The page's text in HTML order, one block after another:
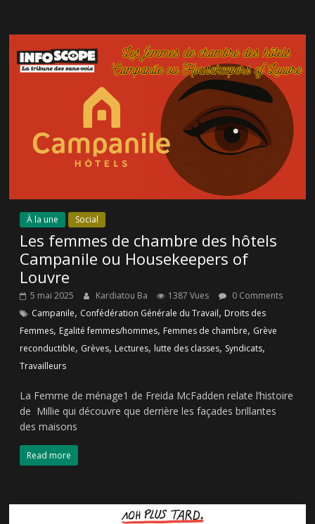
À la une Social
Les femmes de chambre des hôtels
Campanile ou Housekeepers of
Louvre
5 mai 2025 Kardiatou Ba 1387 Vues
0 Comments
Campanile, Confédération Générale du Travail, Droits des
Femmes, Egalité femmes/hommes, Femmes de chambre, Grève
reconductible, Grèves, Lectures, lutte des classes, Syndicats,
Travailleurs
La Femme de ménage1 de Freida McFadden relate l’histoire
de Millie qui découvre que derrière les façades brillantes
des maisons
Read more